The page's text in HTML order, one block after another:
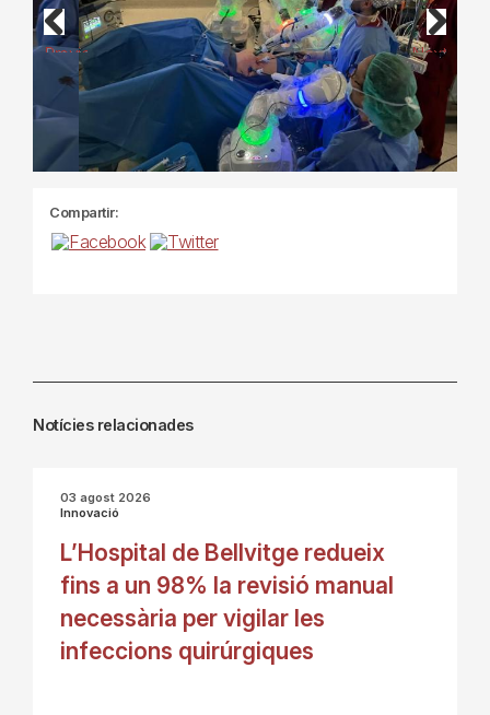
Previous Next
Compartir:
Notícies relacionades
03 agost 2026
Innovació
L’Hospital de Bellvitge redueix
fins a un 98% la revisió manual
necessària per vigilar les
infeccions quirúrgiques